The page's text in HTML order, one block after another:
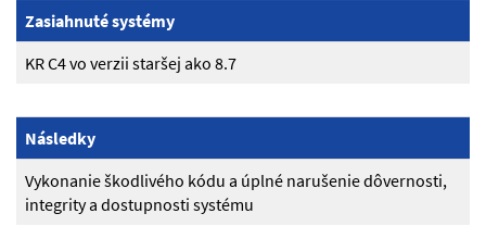
Zasiahnuté systémy
KR C4 vo verzii staršej ako 8.7
Následky
Vykonanie škodlivého kódu a úplné narušenie dôvernosti,
integrity a dostupnosti systému